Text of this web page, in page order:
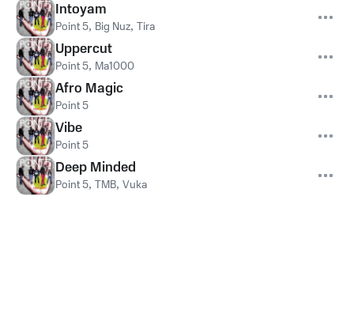
Intoyam
Point 5, Big Nuz, Tira
Uppercut
Point 5, Ma1000
Afro Magic
Point 5
Vibe
Point 5
Deep Minded
Point 5, TMB, Vuka